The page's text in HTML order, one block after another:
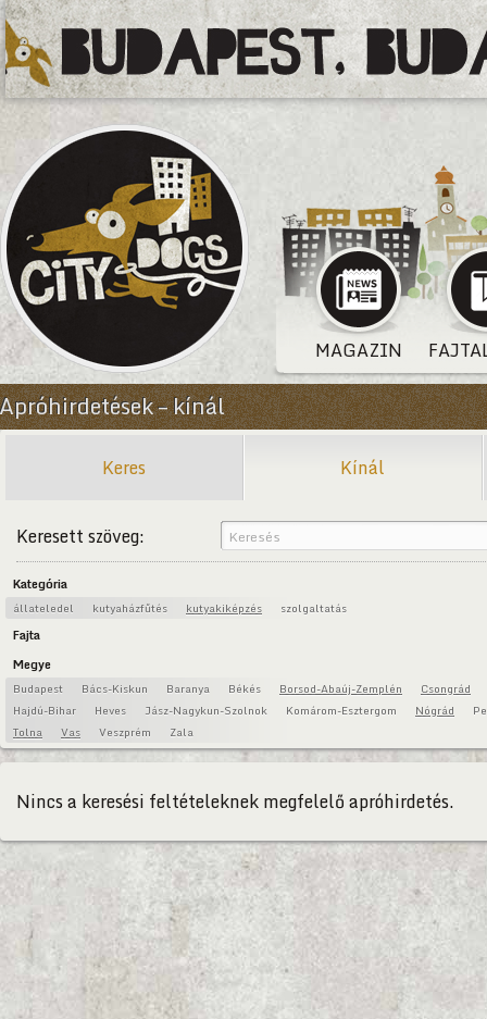
MAGAZIN
Apróhirdetések – kínál
Keres Kínál
Keresett szöveg:
Kategória
állateledel kutyaházfűtés kutyakiképzés szolgaltatás
Fajta
Megye
Budapest Bács-Kiskun Baranya Békés Borsod-Abaúj-Zemplén
Csongrád
Hajdú-Bihar
Heves Jász-Nagykun-Szolnok Komárom-Esztergom Nógrád
Tolna
Vas Veszprém Zala
Nincs a keresési feltételeknek megfelelő apróhirdetés.